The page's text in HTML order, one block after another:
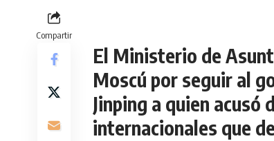
Compartir
El Ministerio de
Moscú por seguir al
Jinping a quien acusó
internacionales que